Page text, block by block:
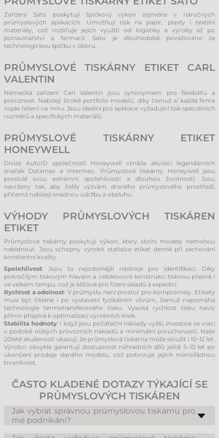
Zařízení Sato poskytují špičkový výkon zejména v náročných
průmyslových aplikacích. Umožňují tisk na papír, plasty i textilní
materiály, což rozšiřuje jejich využití od logistiky a výroby až po
potravinářství a farmacii. Sato je dlouhodobě považováno za
technologickou špičku v oboru.
PRŮMYSLOVÉ TISKÁRNY ETIKET CARL
VALENTIN
Německá zařízení Carl Valentin jsou synonymem pro flexibilitu a
preciznost. Nabízejí široké portfolio modelů, díky čemuž si každá firma
najde řešení na míru. Jsou ideální pro aplikace vyžadující tisk speciálních
rozměrů a specifických materiálů.
PRŮMYSLOVÉ TISKÁRNY ETIKET
HONEYWELL
Divize AutoID společnosti Honeywell vznikla akvizicí legendárních
značek Datamax a Intermec. Průmyslové tiskárny Honeywell jsou
proslulé svou extrémní spolehlivostí a dlouhou životností. Jsou
navrženy tak, aby čelily výzvám drsného průmyslového prostředí,
přičemž nabízejí snadnou údržbu a obsluhu.
VÝHODY PRŮMYSLOVÝCH TISKÁREN
ETIKET
Průmyslové tiskárny poskytují výkon, který stolní modely nemohou
nabídnout. Jsou schopny vyrobit statisíce etiket denně při zachování
konstantní kvality.
Spolehlivost: Jsou to nejodolnější nástroje pro identifikaci. Díky
pokročilým tiskovým hlavám a celokovové konstrukci tisknou přesně i
ve velkém tempu, což je klíčové pro řízení skladů a expedici.
Rychlost a odolnost: V průmyslu není prostor pro kompromisy. Etikety
musí být čitelné i po vystavení fyzikálním vlivům, čemuž napomáhá
technologie termotransferového tisku. Vysoká rychlost tisku navíc
přímo přispívá k optimalizaci výrobních linek.
Stabilita hodnoty: I když jsou počáteční náklady vyšší, investice se vrací
v podobě nízkých provozních nákladů a minimální poruchovosti. Naše
20leté zkušenosti ukazují, že průmyslová tiskárna může sloužit i 10–12 let.
Výrobci obvykle garantují dostupnost náhradních dílů ještě 5–10 let po
ukončení prodeje daného modelu, což potvrzuje jejich mimořádnou
trvanlivost.
ČASTO KLADENÉ DOTAZY TÝKAJÍCÍ SE
PRŮMYSLOVÝCH TISKÁREN
Jak vybrat správnou průmyslovou tiskárnu pro
mé podnikání?